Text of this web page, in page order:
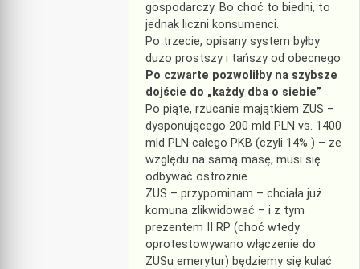
gospodarczy. Bo choć to biedni, to
jednak liczni konsumenci.
Po trzecie, opisany system byłby
dużo prostszy i tańszy od obecnego
Po czwarte pozwoliłby na szybsze
dojście do „każdy dba o siebie”
Po piąte, rzucanie majątkiem ZUS –
dysponującego 200 mld PLN vs. 1400
mld PLN całego PKB (czyli 14% ) – ze
względu na samą masę, musi się
odbywać ostrożnie.
ZUS – przypominam – chciała już
komuna zlikwidować – i z tym
prezentem II RP (choć wtedy
oprotestowywano włączenie do
ZUSu emerytur) będziemy się kulać